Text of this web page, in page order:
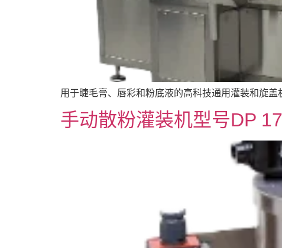
用于睫毛膏、唇彩和粉底液的高科技通用灌装和旋盖
手动散粉灌装机型号DP